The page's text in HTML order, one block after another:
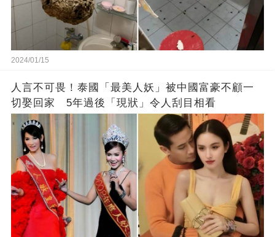
2024/01/15
人言不可畏！泰國「最美人妖」被中國富豪不顧一
切娶回家 5年過後「現狀」令人刮目相看